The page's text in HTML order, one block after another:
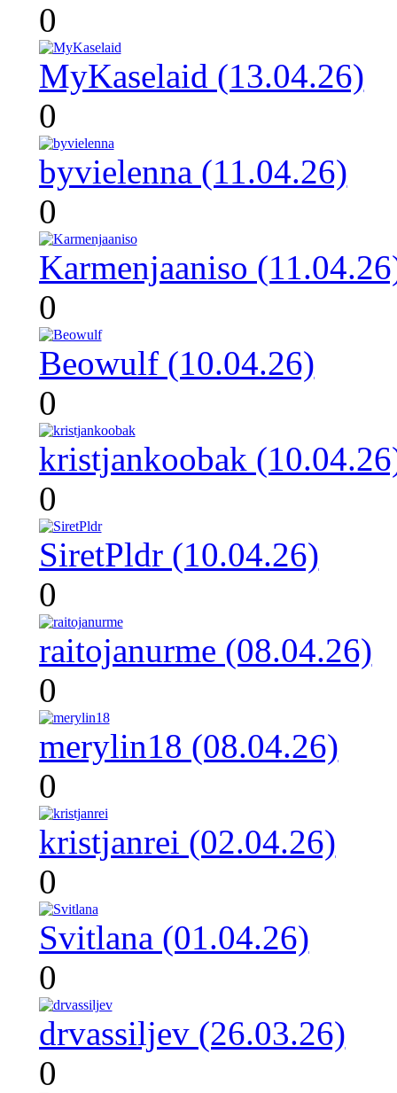
0
MyKaselaid (13.04.26)
0
byvielenna (11.04.26)
0
Karmenjaaniso
0
Beowulf (10.04.26)
0
kristjankoobak
0
SiretPldr (10.04.26)
0
raitojanurme (08.04.26)
0
merylin18 (08.04.26)
0
kristjanrei (02.04.26)
0
Svitlana (01.04.26)
0
drvassiljev (26.03.26)
0